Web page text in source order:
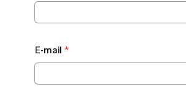
E-mail *